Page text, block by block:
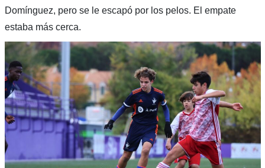
Domínguez, pero se le escapó por los pelos. El empate
estaba más cerca.